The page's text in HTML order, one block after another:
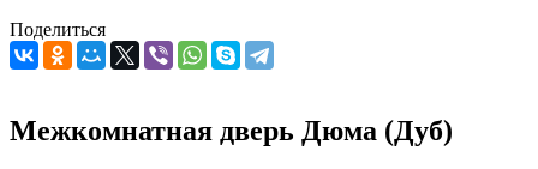
Поделиться
Межкомнатная дверь Дюма (Дуб)